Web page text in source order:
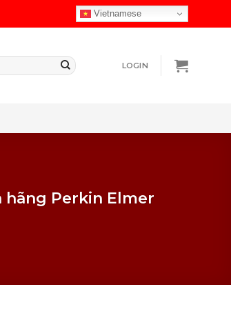
Vietnamese
LOGIN
hãng Perkin Elmer